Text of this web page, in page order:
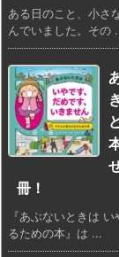
ある日のこと、小さ
んでいました。その
冊！
『あぶないときは
るための本』は ...